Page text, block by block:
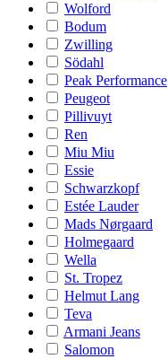
Wolford
Bodum
Zwilling
Södahl
Peak Performance
Peugeot
Pillivuyt
Ren
Miu Miu
Essie
Schwarzkopf
Estée Lauder
Mads Nørgaard
Holmegaard
Wella
St. Tropez
Helmut Lang
Teva
Armani Jeans
Salomon